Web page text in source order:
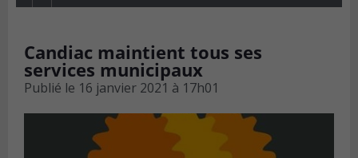
Candiac maintient tous ses
services municipaux
Publié le 16 janvier 2021 à 17h01